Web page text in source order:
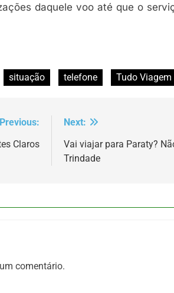
daquele voo até que o
situação telefone Tudo Viagem
Previous:
Claros
Next:
Vai viajar para Paraty?
Trindade
comentário.